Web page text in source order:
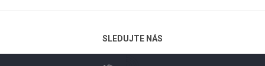
SLEDUJTE NÁS